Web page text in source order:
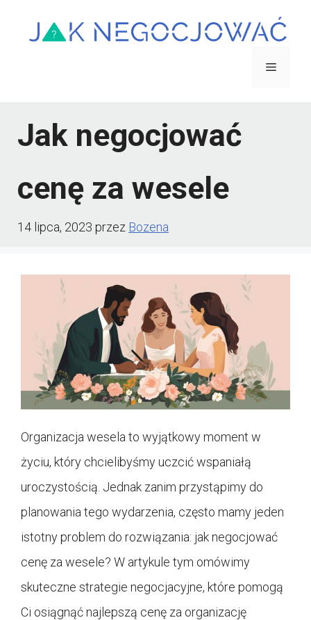
Menu
Jak negocjować
cenę za wesele
14 lipca, 2023 przez Bozena
Organizacja wesela to wyjątkowy moment w
życiu, który chcielibyśmy uczcić wspaniałą
uroczystością. Jednak zanim przystąpimy do
planowania tego wydarzenia, często mamy jeden
istotny problem do rozwiązania: jak negocjować
cenę za wesele? W artykule tym omówimy
skuteczne strategie negocjacyjne, które pomogą
Ci osiągnąć najlepszą cenę za organizację